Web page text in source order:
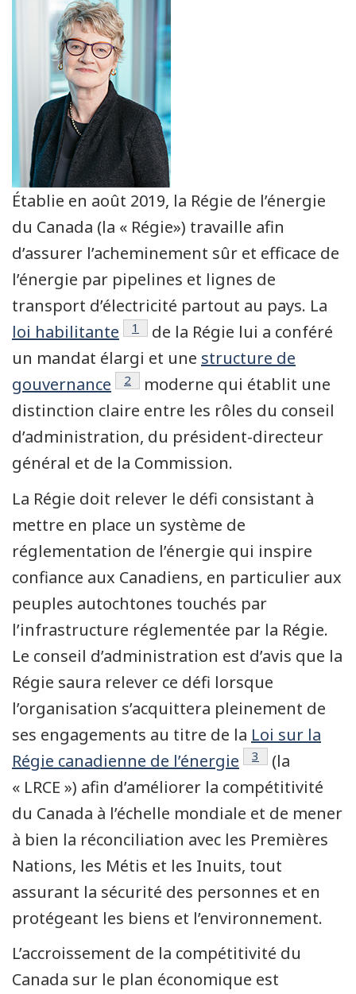
Établie en août 2019, la Régie de l’énergie
du Canada (la « Régie») travaille afin
d’assurer l’acheminement sûr et efficace de
l’énergie par pipelines et lignes de
transport d’électricité partout au pays. La
loi habilitante
Note de bas de page
1
de la Régie lui a conféré
un mandat élargi et une structure de
gouvernance
Note de bas de page
2
moderne qui établit une
distinction claire entre les rôles du conseil
d’administration, du président-directeur
général et de la Commission.
La Régie doit relever le défi consistant à
mettre en place un système de
réglementation de l’énergie qui inspire
confiance aux Canadiens, en particulier aux
peuples autochtones touchés par
l’infrastructure réglementée par la Régie.
Le conseil d’administration est d’avis que la
Régie saura relever ce défi lorsque
l’organisation s’acquittera pleinement de
ses engagements au titre de la Loi sur la
Régie canadienne de l’énergie
Note de bas de
3
(la
« LRCE ») afin d’améliorer la compétitivité
du Canada à l’échelle mondiale et de mener
à bien la réconciliation avec les Premières
Nations, les Métis et les Inuits, tout
assurant la sécurité des personnes et en
protégeant les biens et l’environnement.
L’accroissement de la compétitivité du
Canada sur le plan économique est